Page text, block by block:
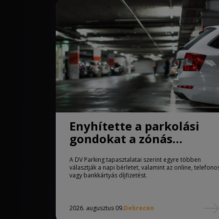
Enyhítette a parkolási
gondokat a zónás
rendszer Debrecenben
A DV Parking tapasztalatai szerint egyre többen
választják a napi bérletet, valamint az online,
vagy bankkártyás díjfizetést.
2026. augusztus 09.Debrecen